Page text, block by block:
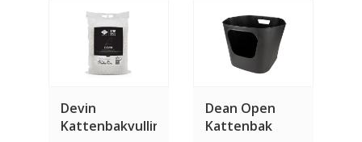
Devin
Kattenbakvulling
Dean Open
Kattenbak